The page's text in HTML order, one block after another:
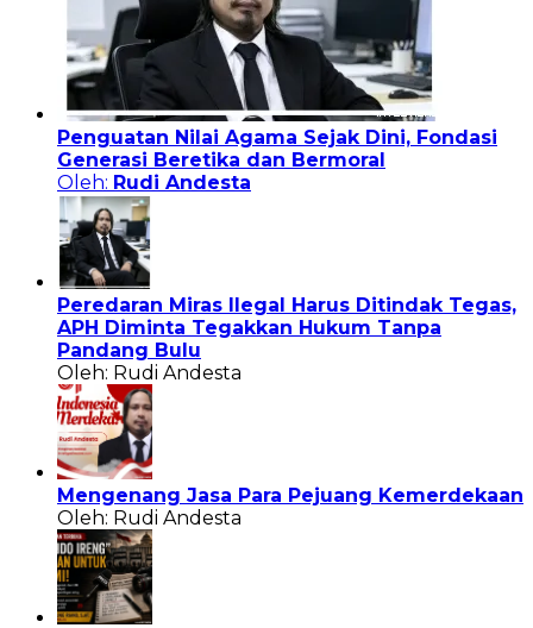
Penguatan Nilai Agama Sejak Dini, Fondasi
Generasi Beretika dan Bermoral
Oleh: Rudi Andesta
Peredaran Miras Ilegal Harus Ditindak Tegas,
APH Diminta Tegakkan Hukum Tanpa
Pandang Bulu
Oleh: Rudi Andesta
Mengenang Jasa Para Pejuang Kemerdekaan
Oleh: Rudi Andesta